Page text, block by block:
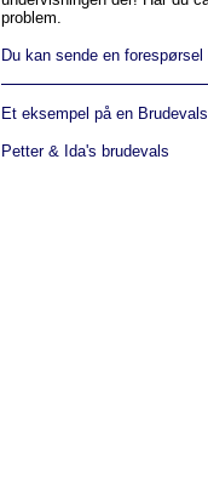
problem.
Du kan sende en forespørsel
Et eksempel på en
Petter & Ida's brudevals